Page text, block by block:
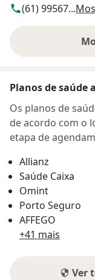
(61) 99567...
Planos de saúde
Os planos de
de acordo com o
etapa de
Allianz
Saúde Caixa
Omint
Porto Seguro
AFFEGO
+41 mais
Ver